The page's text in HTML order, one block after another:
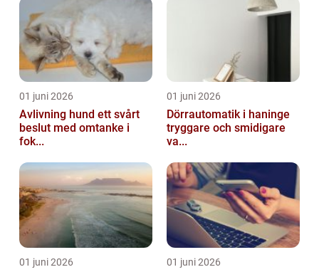
01 juni 2026
Avlivning hund ett svårt
beslut med omtanke i
fok...
01 juni 2026
Dörrautomatik i haninge
tryggare och smidigare
va...
01 juni 2026 01 juni 2026